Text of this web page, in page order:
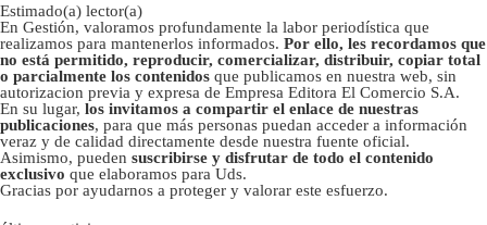
Estimado(a) lector(a)
En Gestión, valoramos profundamente la labor periodística que
realizamos para mantenerlos informados. Por ello, les recordamos que
no está permitido, reproducir, comercializar, distribuir, copiar total
o parcialmente los contenidos que publicamos en nuestra web, sin
autorizacion previa y expresa de Empresa Editora El Comercio S.A.
En su lugar, los invitamos a compartir el enlace de nuestras
publicaciones, para que más personas puedan acceder a información
veraz y de calidad directamente desde nuestra fuente oficial.
Asimismo, pueden suscribirse y disfrutar de todo el contenido
exclusivo que elaboramos para Uds.
Gracias por ayudarnos a proteger y valorar este esfuerzo.